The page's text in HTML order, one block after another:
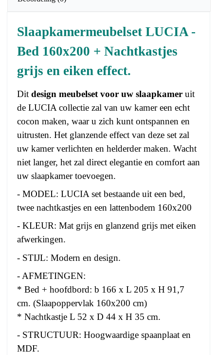
Slaapkamermeubelset LUCIA -
Bed 160x200 + Nachtkastjes
grijs en eiken effect.
Dit design meubelset voor uw slaapkamer uit
de LUCIA collectie zal van uw kamer een echt
cocon maken, waar u zich kunt ontspannen en
uitrusten. Het glanzende effect van deze set zal
uw kamer verlichten en helderder maken. Wacht
niet langer, het zal direct elegantie en comfort aan
uw slaapkamer toevoegen.
- MODEL: LUCIA set bestaande uit een bed,
twee nachtkastjes en een lattenbodem 160x200
- KLEUR: Mat grijs en glanzend grijs met eiken
afwerkingen.
- STIJL: Modern en design.
- AFMETINGEN:
* Bed + hoofdbord: b 166 x L 205 x H 91,7
cm. (Slaapoppervlak 160x200 cm)
* Nachtkastje L 52 x D 44 x H 35 cm.
- STRUCTUUR: Hoogwaardige spaanplaat en
MDF.